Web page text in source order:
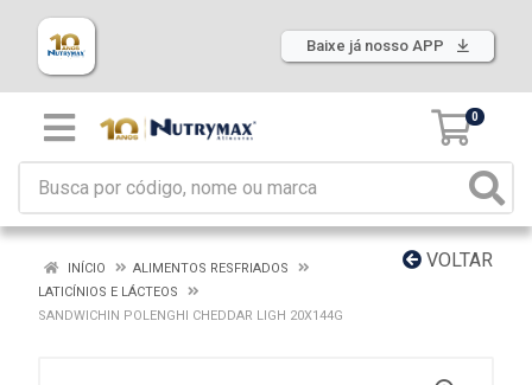
Baixe já nosso APP
0
VOLTAR
INÍCIO
ALIMENTOS RESFRIADOS
LATICÍNIOS E LÁCTEOS
SANDWICHIN POLENGHI CHEDDAR LIGH 20X144G